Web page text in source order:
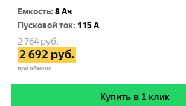
Емкость:8 Ач
Пусковой ток: 115 A
2 764руб.
2 692 руб.
при обмене
Купить в 1 клик